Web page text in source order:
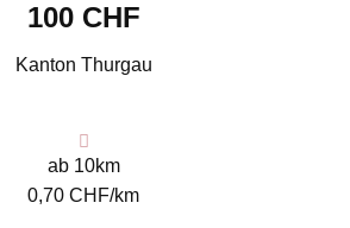
100 CHF
Kanton Thurgau
ab 10km
0,70 CHF/km